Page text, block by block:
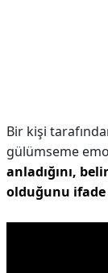
Bir kişi
gülümseme
anladığını,
olduğunu